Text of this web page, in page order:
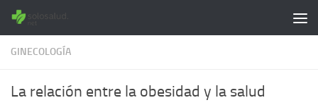
Saltar al contenido
GINECOLOGÍA
La relación entre la obesidad y la salud